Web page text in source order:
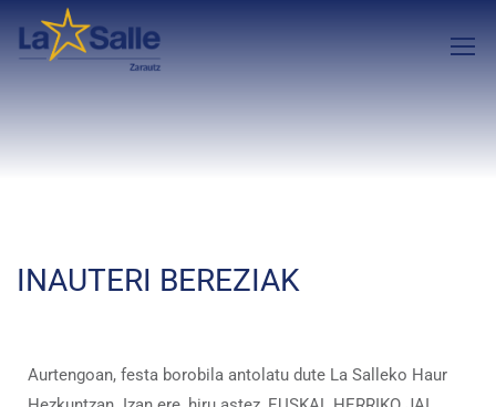
INAUTERI BEREZIAK
Aurtengoan, festa borobila antolatu dute La Salleko Haur